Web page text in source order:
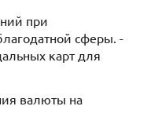
при
сферы. -
карт для
валюты на